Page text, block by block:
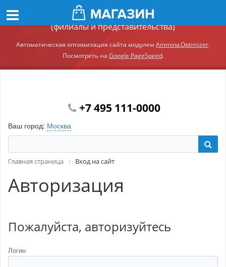
Демонстрационный сайт модуля Ammina.Регионы
(филиалы и представительства)
Автоматическая оптимизация сайта модулем Ammina.Optimizer.
Посмотреть на Google PageSpeed.
+7 495 111-0000
Ваш город: Москва
Главная страница Вход на сайт
Авторизация
Пожалуйста, авторизуйтесь
Логин